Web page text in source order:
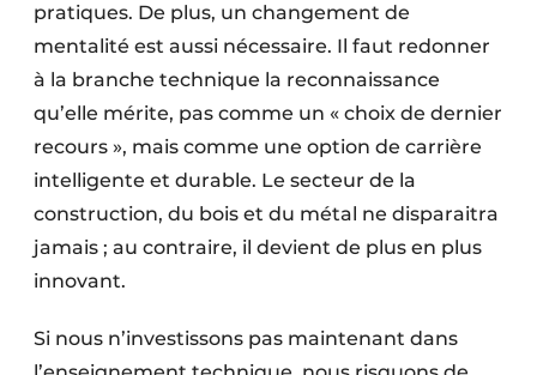
pratiques. De plus, un changement de
mentalité est aussi nécessaire. Il faut redonner
à la branche technique la reconnaissance
qu’elle mérite, pas comme un « choix de dernier
recours », mais comme une option de carrière
intelligente et durable. Le secteur de la
construction, du bois et du métal ne disparaitra
jamais ; au contraire, il devient de plus en plus
innovant.
Si nous n’investissons pas maintenant dans